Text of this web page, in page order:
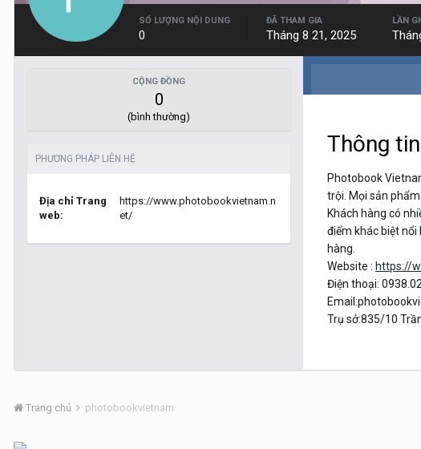
SỐ LƯỢNG NỘI DUNG
0
ĐÃ THAM GIA
Tháng 8 21, 2025
LẦN
CỘNG ĐỒNG
0
(bình thường)
PHƯƠNG PHÁP LIÊN HỆ
Địa chỉ Trang
web:
https://www.photobookvietnam.n
et/
Thông
Photobook
trội. Mọi sản
Khách hàng có
điểm khác biệt
hàng.
Website : https://
Điện thoại:
Trụ sở:835/10
Trang chủ photobookvietnam